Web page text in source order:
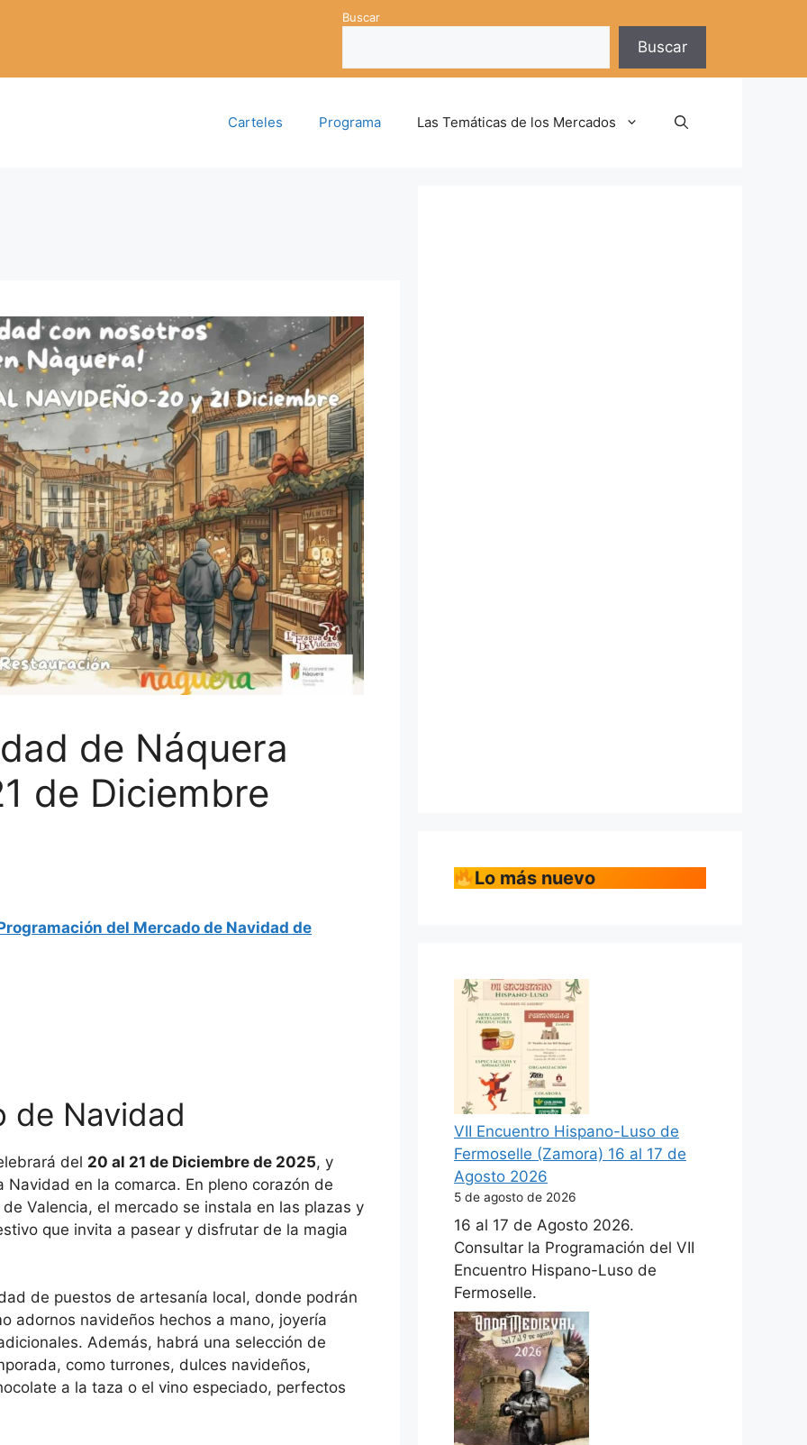
Buscar
Buscar
Carteles Programa Las Temáticas de los Mercados
de Náquera
de Diciembre
del Mercado de Navidad de
de Navidad
del 20 al 21 de Diciembre de 2025, y
en la comarca. En pleno corazón de
Valencia, el mercado se instala en las plazas y
que invita a pasear y disfrutar de la magia
de puestos de artesanía local, donde podrán
adornos navideños hechos a mano, joyería
Además, habrá una selección de
como turrones, dulces navideños,
a la taza o el vino especiado, perfectos
Lo más nuevo
VII Encuentro Hispano-Luso de
Fermoselle (Zamora) 16 al 17 de
Agosto 2026
5 de agosto de 2026
16 al 17 de Agosto 2026.
Consultar la Programación del VII
Encuentro Hispano-Luso de
Fermoselle.